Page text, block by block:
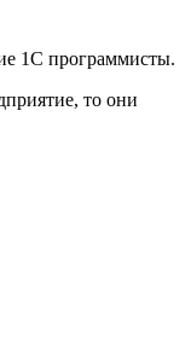
1С программисты.
то они